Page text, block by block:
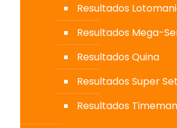
Resultados
Resultados Mega-
Resultados Quina
Resultados Super
Resultados